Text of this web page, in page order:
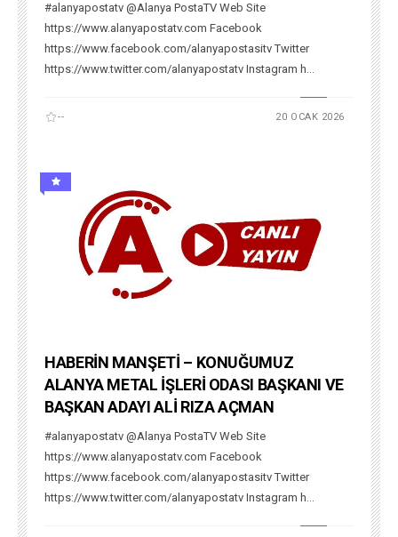
#alanyapostatv @Alanya PostaTV Web Site
https://www.alanyapostatv.com Facebook
https://www.facebook.com/alanyapostasitv Twitter
https://www.twitter.com/alanyapostatv Instagram h...
-- 20 OCAK 2026
HABERİN MANŞETİ – KONUĞUMUZ
ALANYA METAL İŞLERİ ODASI BAŞKANI VE
BAŞKAN ADAYI ALİ RIZA AÇMAN
#alanyapostatv @Alanya PostaTV Web Site
https://www.alanyapostatv.com Facebook
https://www.facebook.com/alanyapostasitv Twitter
https://www.twitter.com/alanyapostatv Instagram h...